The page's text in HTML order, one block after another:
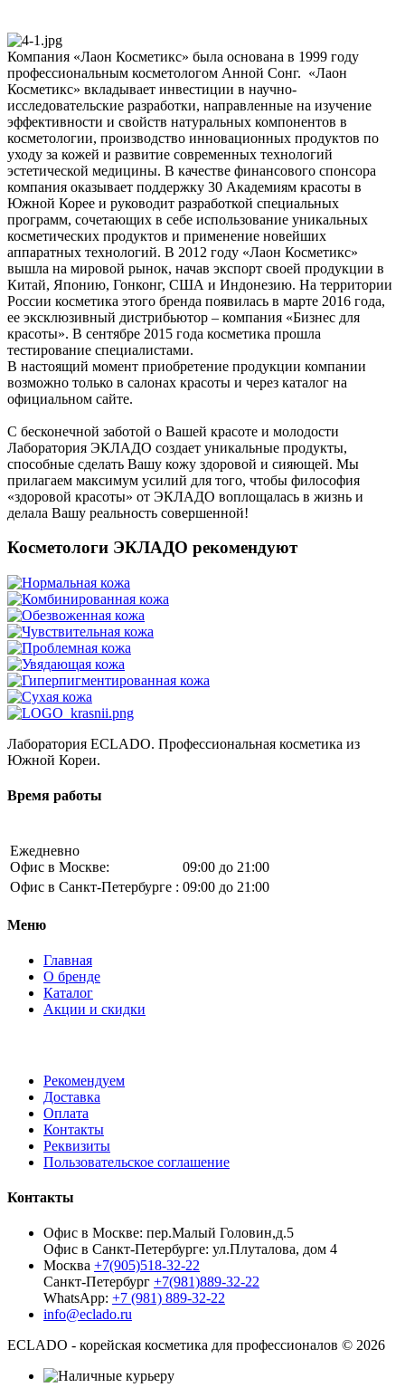
Компания «Лаон Косметикс» была основана в 1999 году
профессиональным косметологом Анной Сонг. «Лаон
Косметикс» вкладывает инвестиции в научно-
исследовательские разработки, направленные на изучение
эффективности и свойств натуральных компонентов в
косметологии, производство инновационных продуктов по
уходу за кожей и развитие современных технологий
эстетической медицины. В качестве финансового спонсора
компания оказывает поддержку 30 Академиям красоты в
Южной Корее и руководит разработкой специальных
программ, сочетающих в себе использование уникальных
косметических продуктов и применение новейших
аппаратных технологий. В 2012 году «Лаон Косметикс»
вышла на мировой рынок, начав экспорт своей продукции в
Китай, Японию, Гонконг, США и Индонезию. На территории
России косметика этого бренда появилась в марте 2016 года,
ее эксклюзивный дистрибьютор – компания «Бизнес для
красоты». В сентябре 2015 года косметика прошла
тестирование специалистами.
В настоящий момент приобретение продукции компании
возможно только в салонах красоты и через каталог на
официальном сайте.
С бесконечной заботой о Вашей красоте и молодости
Лаборатория ЭКЛАДО создает уникальные продукты,
способные сделать Вашу кожу здоровой и сияющей. Мы
прилагаем максимум усилий для того, чтобы философия
«здоровой красоты» от ЭКЛАДО воплощалась в жизнь и
делала Вашу реальность совершенной!
Косметологи ЭКЛАДО рекомендуют
Лаборатория ECLADO. Профессиональная косметика из
Южной Кореи.
Время работы
Ежедневно
Офис в Москве:
09:00 до 21:00
Офис в Санкт-Петербурге : 09:00 до 21:00
Меню
Главная
О бренде
Каталог
Акции и скидки
Рекомендуем
Доставка
Оплата
Контакты
Реквизиты
Пользовательское соглашение
Контакты
Офис в Москве: пер.Малый Головин,д.5
Офис в Санкт-Петербурге: ул.Плуталова, дом 4
Москва +7(905)518-32-22
Санкт-Петербург +7(981)889-32-22
WhatsApp: +7 (981) 889-32-22
info@eclado.ru
ECLADO - корейская косметика для профессионалов © 2026